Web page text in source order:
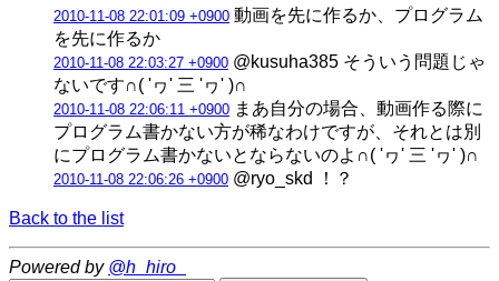
2010-11-08 22:01:09 +0900 動画を先に作るか、プログラム
を先に作るか
2010-11-08 22:03:27 +0900 @kusuha385 そういう問題じゃ
ないです∩( 'ヮ' 三 'ヮ' )∩
2010-11-08 22:06:11 +0900 まあ自分の場合、動画作る際に
プログラム書かない方が稀なわけですが、それとは別
にプログラム書かないとならないのよ∩( 'ヮ' 三 'ヮ' )∩
2010-11-08 22:06:26 +0900 @ryo_skd ！？
Back to the list
Powered by @h_hiro_